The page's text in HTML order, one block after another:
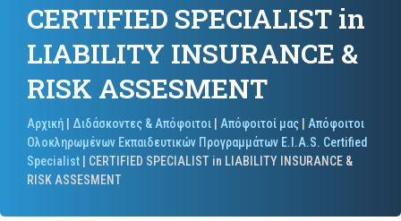
CERTIFIED SPECIALIST in
LIABILITY INSURANCE &
RISK ASSESMENT
Αρχική Διδάσκοντες & Απόφοιτοι Απόφοιτοί μας
Απόφοιτοι
Ολοκληρωμένων Εκπαιδευτικών Προγραμμάτων E.I.A.S. Certified
Specialist
CERTIFIED SPECIALIST in LIABILITY INSURANCE &
RISK ASSESMENT